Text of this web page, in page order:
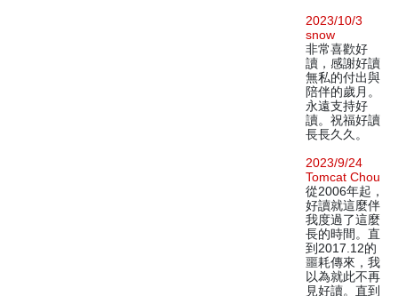
2023/10/3
snow
非常喜歡好
讀，感謝好讀
無私的付出與
陪伴的歲月。
永遠支持好
讀。祝福好讀
長長久久。
2023/9/24
Tomcat Chou
從2006年起，
好讀就這麼伴
我度過了這麼
長的時間。直
到2017.12的
噩耗傳來，我
以為就此不再
見好讀。直到